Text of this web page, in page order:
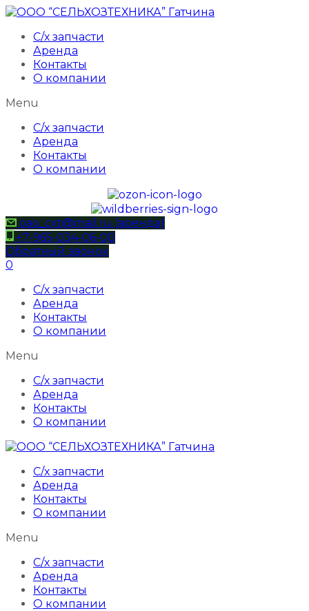
С/х запчасти
Аренда
Контакты
О компании
Menu
С/х запчасти
Аренда
Контакты
О компании
oao_cxt@mail.ru (аренда)
+7-965-034-06-00
Обратный звонок
0
С/х запчасти
Аренда
Контакты
О компании
Menu
С/х запчасти
Аренда
Контакты
О компании
С/х запчасти
Аренда
Контакты
О компании
Menu
С/х запчасти
Аренда
Контакты
О компании